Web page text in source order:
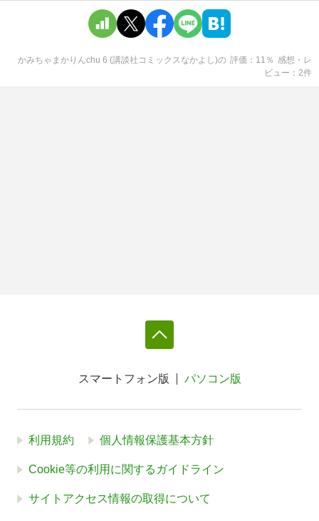
かみちゃまかりんchu 6 (講談社コミックスなかよし)の 評価 11 ％ 感想・レ
ビュー
2件
スマートフォン版 パソコン版
利用規約 個人情報保護基本方針
Cookie等の利用に関するガイドライン
サイトアクセス情報の取得について